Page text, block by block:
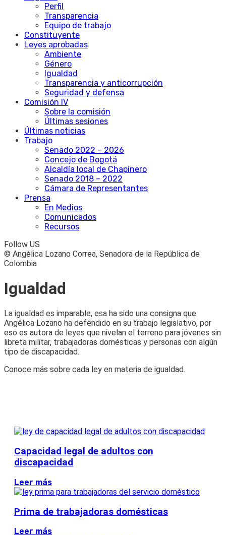
Perfil
Transparencia
Equipo de trabajo
Constituyente
Leyes aprobadas
Ambiente
Género
Igualdad
Transparencia y anticorrupción
Seguridad y defensa
Comisión IV
Sobre la comisión
Últimas sesiones
Últimas noticias
Trabajo
Senado 2022 – 2026
Concejo de Bogotá
Alcaldía local de Chapinero
Senado 2018 – 2022
Cámara de Representantes
Prensa
En Medios
Comunicados
Recursos
Follow US
© Angélica Lozano Correa, Senadora de la República de
Colombia
Igualdad
La igualdad es imparable, esa ha sido una consigna que
Angélica Lozano ha defendido en su trabajo legislativo, por
eso es autora de leyes que nivelan el terreno para jóvenes sin
libreta militar, trabajadoras domésticas y personas con algún
tipo de discapacidad.
Conoce más sobre cada ley en materia de igualdad.
Capacidad legal de adultos con
discapacidad
Leer más
Prima de trabajadoras domésticas
Leer más